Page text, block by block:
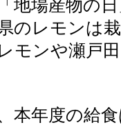
地場産物の
のレモンは
モンや瀬戸
本年度の給